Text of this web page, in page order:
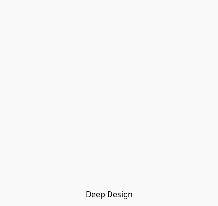
Deep Design